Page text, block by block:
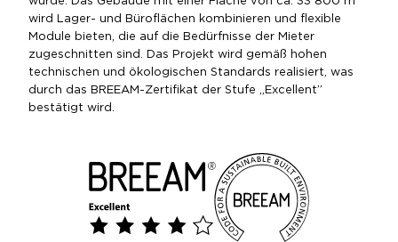
wird Lager- und Büroflächen kombinieren und flexible
Module bieten, die auf die Bedürfnisse der Mieter
zugeschnitten sind. Das Projekt wird gemäß hohen
technischen und ökologischen Standards realisiert, was
durch das BREEAM-Zertifikat der Stufe „Excellent”
bestätigt wird.